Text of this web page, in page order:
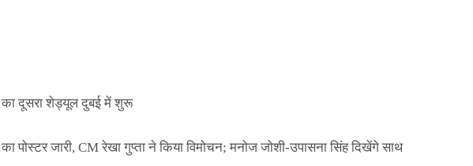
का दूसरा शेड्यूल दुबई में शुरू
का पोस्टर जारी, CM रेखा गुप्ता ने किया विमोचन; मनोज जोशी-उपासना सिंह दिखेंगे साथ